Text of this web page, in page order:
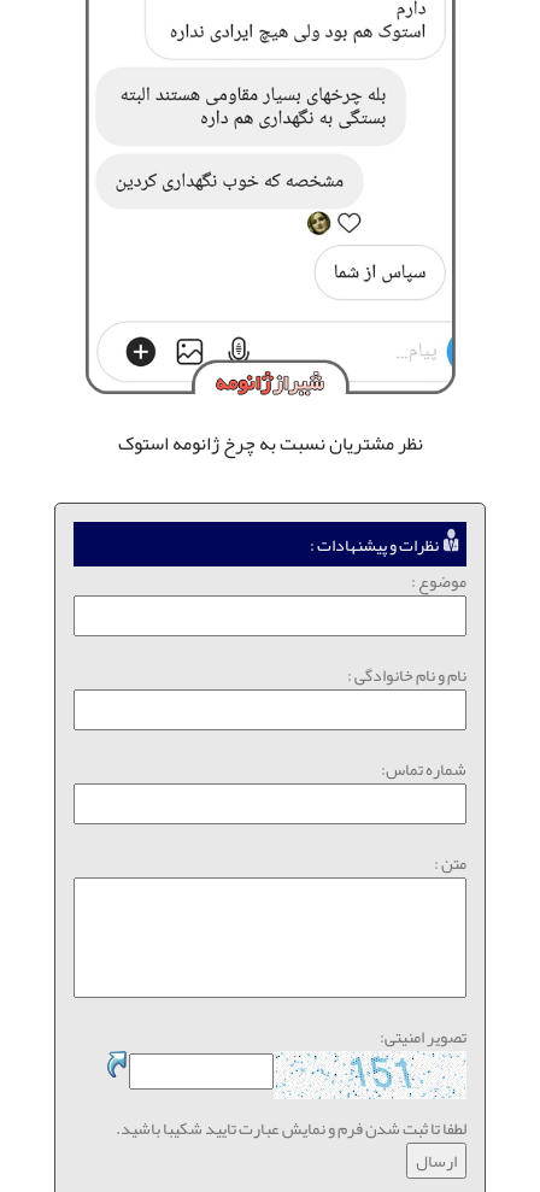
نظر مشتریان نسبت به چرخ ژانومه استوک
نظرات و پیشنهادات :
موضوع :
نام و نام خانوادگی :
شماره تماس:
متن :
تصویر امنیتی:
لطفا تا ثبت شدن فرم و نمایش عبارت تایید شکیبا باشید.